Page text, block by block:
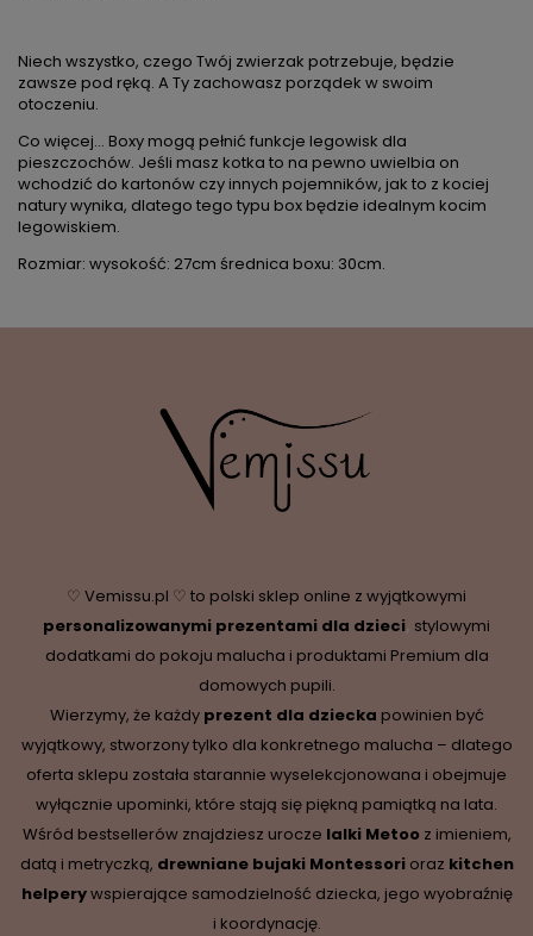
Niech wszystko, czego Twój zwierzak potrzebuje, będzie
zawsze pod ręką. A Ty zachowasz porządek w swoim
otoczeniu.
Co więcej... Boxy mogą pełnić funkcje legowisk dla
pieszczochów. Jeśli masz kotka to na pewno uwielbia on
wchodzić do kartonów czy innych pojemników, jak to z kociej
natury wynika, dlatego tego typu box będzie idealnym kocim
legowiskiem.
Rozmiar: wysokość: 27cm średnica boxu: 30cm.
♡ Vemissu.pl ♡ to polski sklep online z wyjątkowymi
personalizowanymi prezentami dla dzieci, stylowymi
dodatkami do pokoju malucha i produktami Premium dla
domowych pupili.
Wierzymy, że każdy prezent dla dziecka powinien być
wyjątkowy, stworzony tylko dla konkretnego malucha – dlatego
oferta sklepu została starannie wyselekcjonowana i obejmuje
wyłącznie upominki, które stają się piękną pamiątką na lata.
Wśród bestsellerów znajdziesz urocze lalki Metoo z imieniem,
datą i metryczką, drewniane bujaki Montessorioraz kitchen
helperywspierające samodzielność dziecka, jego wyobraźnię
i koordynację.